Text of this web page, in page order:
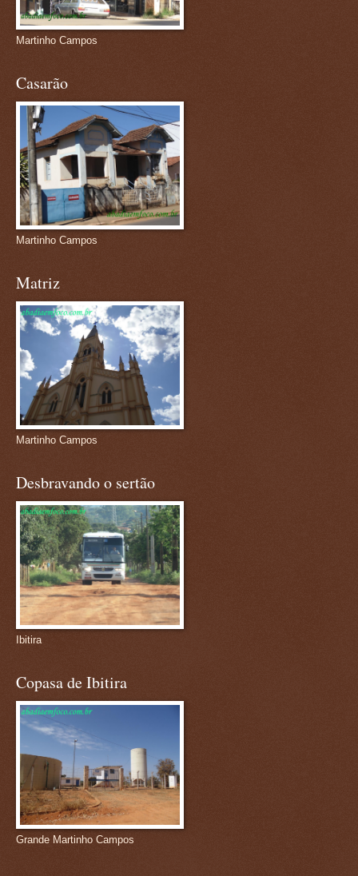
Martinho Campos
Casarão
Martinho Campos
Matriz
Martinho Campos
Desbravando o sertão
Ibitira
Copasa de Ibitira
Grande Martinho Campos